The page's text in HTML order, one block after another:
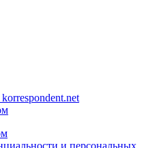
и персональных